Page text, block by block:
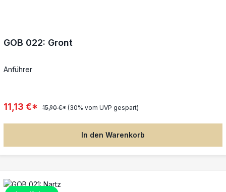
GOB 022: Gront
Anführer
11,13 €* 15,90 €* (30% vom UVP gespart)
In den Warenkorb